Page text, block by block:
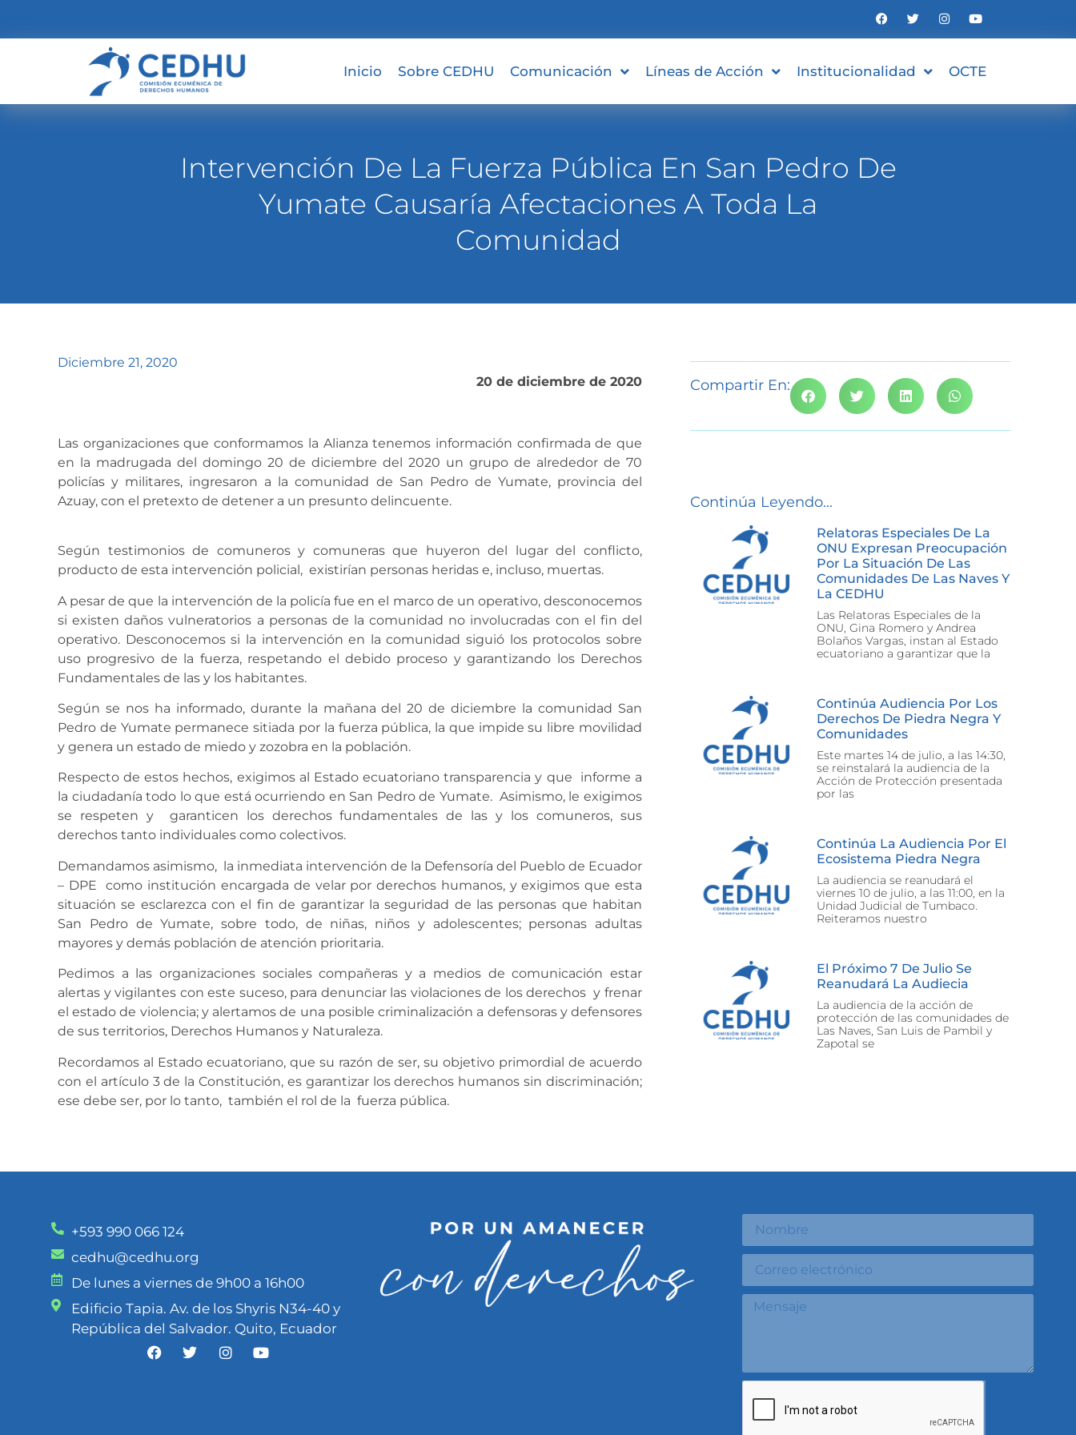
Inicio Sobre CEDHU Comunicación Líneas de Acción Institucionalidad OCTE
Intervención De La Fuerza Pública En San Pedro De
Yumate Causaría Afectaciones A Toda La
Comunidad
Diciembre 21, 2020
20 de diciembre de 2020
Las organizaciones que conformamos la Alianza tenemos información confirmada de que
en la madrugada del domingo 20 de diciembre del 2020 un grupo de alrededor de 70
policías y militares, ingresaron a la comunidad de San Pedro de Yumate, provincia del
Azuay, con el pretexto de detener a un presunto delincuente.
Según testimonios de comuneros y comuneras que huyeron del lugar del conflicto,
producto de esta intervención policial, existirían personas heridas e, incluso, muertas.
A pesar de que la intervención de la policía fue en el marco de un operativo, desconocemos
si existen daños vulneratorios a personas de la comunidad no involucradas con el fin del
operativo. Desconocemos si la intervención en la comunidad siguió los protocolos sobre
uso progresivo de la fuerza, respetando el debido proceso y garantizando los Derechos
Fundamentales de las y los habitantes.
Según se nos ha informado, durante la mañana del 20 de diciembre la comunidad San
Pedro de Yumate permanece sitiada por la fuerza pública, la que impide su libre movilidad
y genera un estado de miedo y zozobra en la población.
Respecto de estos hechos, exigimos al Estado ecuatoriano transparencia y que informe a
la ciudadanía todo lo que está ocurriendo en San Pedro de Yumate. Asimismo, le exigimos
se respeten y garanticen los derechos fundamentales de las y los comuneros, sus
derechos tanto individuales como colectivos.
Demandamos asimismo, la inmediata intervención de la Defensoría del Pueblo de Ecuador
– DPE como institución encargada de velar por derechos humanos, y exigimos que esta
situación se esclarezca con el fin de garantizar la seguridad de las personas que habitan
San Pedro de Yumate, sobre todo, de niñas, niños y adolescentes; personas adultas
mayores y demás población de atención prioritaria.
Pedimos a las organizaciones sociales compañeras y a medios de comunicación estar
alertas y vigilantes con este suceso, para denunciar las violaciones de los derechos y frenar
el estado de violencia; y alertamos de una posible criminalización a defensoras y defensores
de sus territorios, Derechos Humanos y Naturaleza.
Recordamos al Estado ecuatoriano, que su razón de ser, su objetivo primordial de acuerdo
con el artículo 3 de la Constitución, es garantizar los derechos humanos sin discriminación;
ese debe ser, por lo tanto, también el rol de la fuerza pública.
Compartir En:
Continúa Leyendo...
Relatoras Especiales De La
ONU Expresan Preocupación
Por La Situación De Las
Comunidades De Las Naves Y
La CEDHU
Las Relatoras Especiales de la
ONU, Gina Romero y Andrea
Bolaños Vargas, instan al Estado
ecuatoriano a garantizar que la
Continúa Audiencia Por Los
Derechos De Piedra Negra Y
Comunidades
Este martes 14 de julio, a las 14:30,
se reinstalará la audiencia de la
Acción de Protección presentada
por las
Continúa La Audiencia Por El
Ecosistema Piedra Negra
La audiencia se reanudará el
viernes 10 de julio, a las 11:00, en la
Unidad Judicial de Tumbaco.
Reiteramos nuestro
El Próximo 7 De Julio Se
Reanudará La Audiecia
La audiencia de la acción de
protección de las comunidades de
Las Naves, San Luis de Pambil y
Zapotal se
+593 990 066 124
cedhu@cedhu.org
De lunes a viernes de 9h00 a 16h00
Edificio Tapia. Av. de los Shyris N34-40 y
República del Salvador. Quito, Ecuador